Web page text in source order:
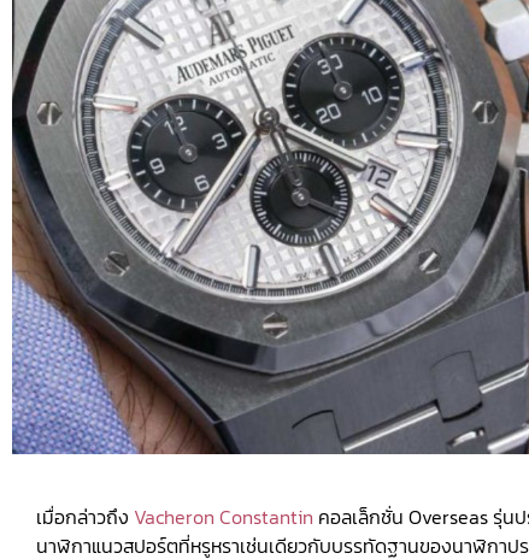
เมื่อกล่าวถึง Vacheron Constantin คอลเล็กชั่น Overseas รุ่น
นาฬิกาแนวสปอร์ตที่หรูหราเช่นเดียวกับบรรทัดฐานของนาฬิกาป